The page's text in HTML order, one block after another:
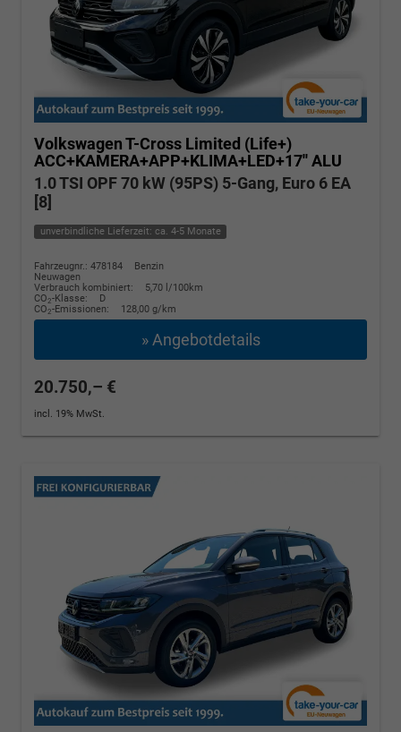
Volkswagen T-Cross Limited (Life+)
ACC+KAMERA+APP+KLIMA+LED+17'' ALU
1.0 TSI OPF 70 kW (95PS) 5-Gang, Euro 6 EA
[8]
unverbindliche Lieferzeit: ca. 4-5 Monate
Fahrzeugnr.: 478184
Benzin
Neuwagen
Verbrauch kombiniert:
5,70 l/100km
CO2-Klasse:
D
CO2-Emissionen: 128,00 g/km
» Angebotdetails
20.750,– €
incl. 19% MwSt.